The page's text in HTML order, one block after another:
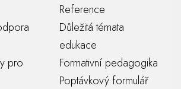
pro
Reference
Důležitá témata
edukace
Formativní pedagogika
Poptávkový formulář